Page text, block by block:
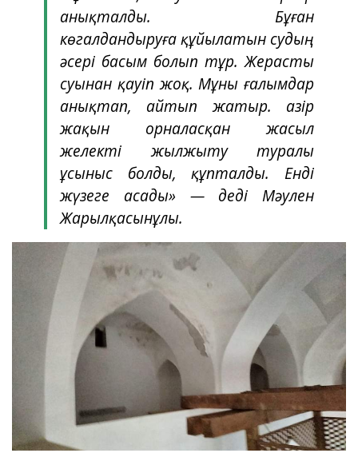
анықталды. Бұған
көгалдандыруға құйылатын судың
әсері басым болып тұр. Жерасты
суынан қауіп жоқ. Мұны ғалымдар
анықтап, айтып жатыр. Қазір
жақын орналасқан жасыл
желекті жылжыту туралы
ұсыныс болды, құпталды. Енді
жүзеге асады» — деді Мәулен
Жарылқасынұлы.